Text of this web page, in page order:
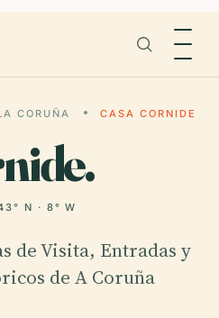
CORUÑA CASA CORNIDE
N · 8° W
de Visita, Entradas y
de A Coruña